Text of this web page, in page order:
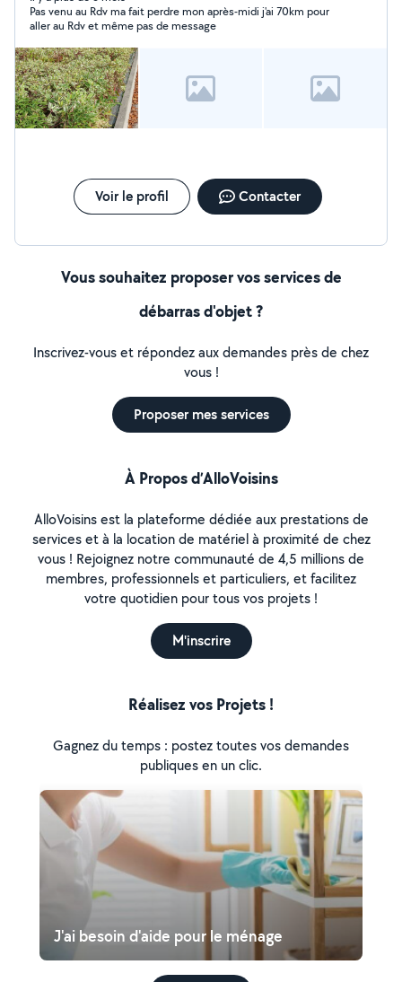
Pas venu au Rdv ma fait perdre mon après-midi j'ai 70km pour
aller au Rdv et même pas de message
Voir le profil Contacter
Vous souhaitez proposer vos services de
débarras d'objet ?
Inscrivez-vous et répondez aux demandes près de chez
vous !
Proposer mes services
À Propos d’AlloVoisins
AlloVoisins est la plateforme dédiée aux prestations de
services et à la location de matériel à proximité de chez
vous ! Rejoignez notre communauté de 4,5 millions de
membres, professionnels et particuliers, et facilitez
votre quotidien pour tous vos projets !
M'inscrire
Réalisez vos Projets !
Gagnez du temps : postez toutes vos demandes
publiques en un clic.
J'ai besoin d'aide pour le ménage